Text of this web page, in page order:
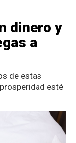
dinero y
a
de estas
esté